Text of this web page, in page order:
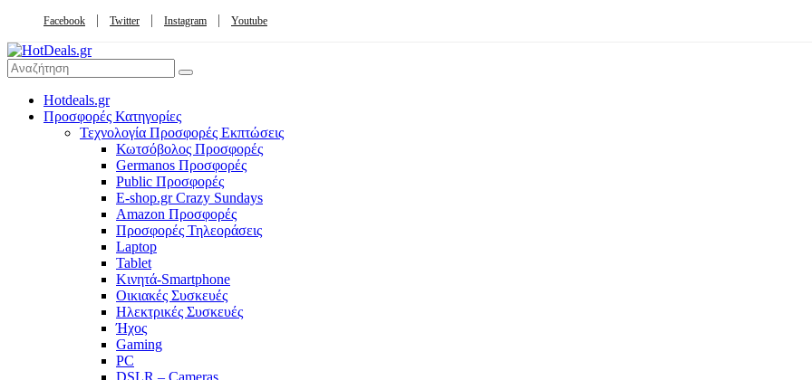
Facebook Twitter Instagram Youtube
Hotdeals.gr
Προσφορές Κατηγορίες
Τεχνολογία Προσφορές Εκπτώσεις
Κωτσόβολος Προσφορές
Germanos Προσφορές
Public Προσφορές
E-shop.gr Crazy Sundays
Amazon Προσφορές
Προσφορές Τηλεοράσεις
Laptop
Tablet
Κινητά-Smartphone
Οικιακές Συσκευές
Hλεκτρικές Συσκευές
Ήχος
Gaming
PC
DSLR – Cameras